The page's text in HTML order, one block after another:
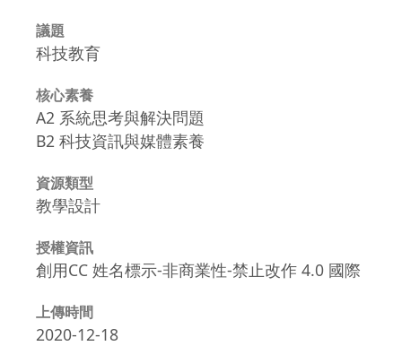
議題
科技教育
核心素養
A2 系統思考與解決問題
B2 科技資訊與媒體素養
資源類型
教學設計
授權資訊
創用CC 姓名標示-非商業性-禁止改作 4.0 國際
上傳時間
2020-12-18